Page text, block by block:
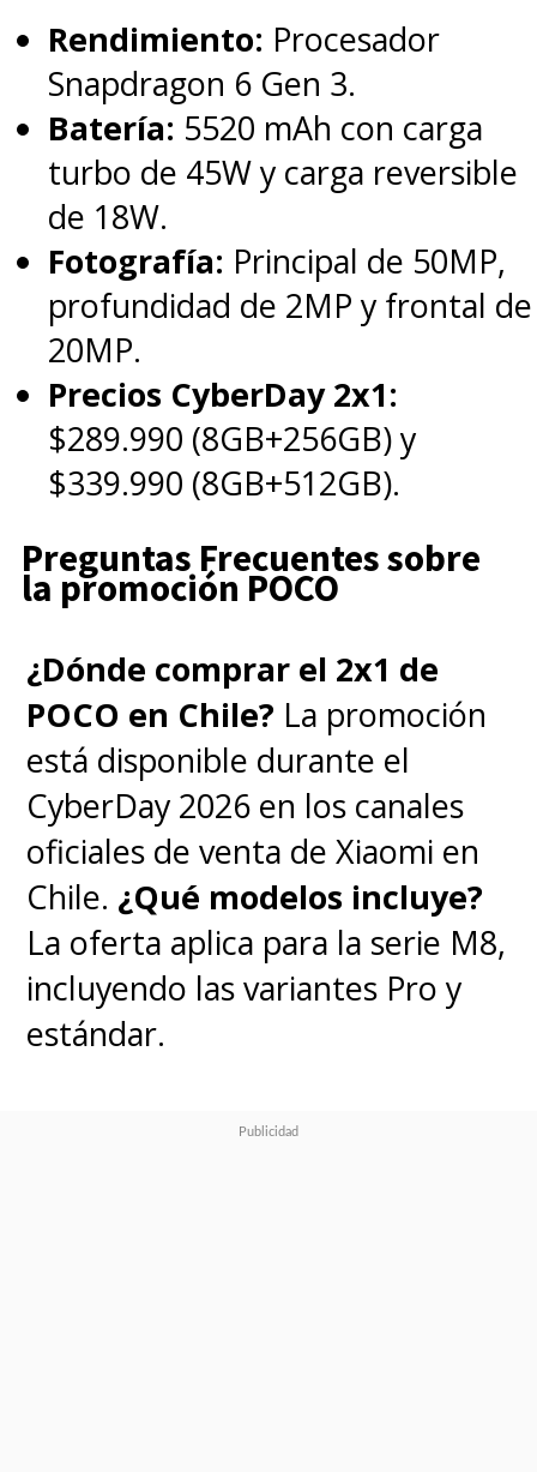
Rendimiento: Procesador
Snapdragon 6 Gen 3.
Batería: 5520 mAh con carga
turbo de 45W y carga reversible
de 18W.
Fotografía: Principal de 50MP,
profundidad de 2MP y frontal de
20MP.
Precios CyberDay 2x1:
$289.990 (8GB+256GB) y
$339.990 (8GB+512GB).
Preguntas Frecuentes sobre
la promoción POCO
¿Dónde comprar el 2x1 de
POCO en Chile? La promoción
está disponible durante el
CyberDay 2026 en los canales
oficiales de venta de Xiaomi en
Chile. ¿Qué modelos incluye?
La oferta aplica para la serie M8,
incluyendo las variantes Pro y
estándar.